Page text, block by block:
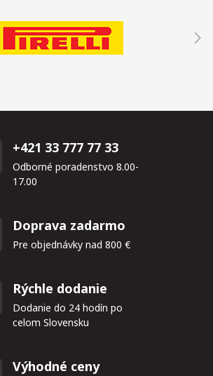
+421 33 777 77 33
Odborné poradenstvo 8.00-
17.00
Doprava zadarmo
Pre objednávky nad 800 €
Rýchle dodanie
Dodanie do 24 hodín po
celom Slovensku
Výhodné ceny